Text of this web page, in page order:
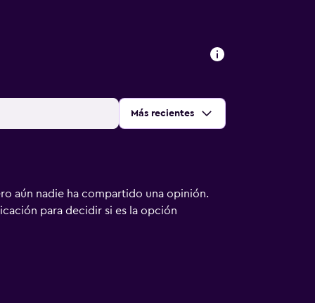
Ordenar por:
Más recientes
aún nadie ha compartido una opinión.
para decidir si es la opción